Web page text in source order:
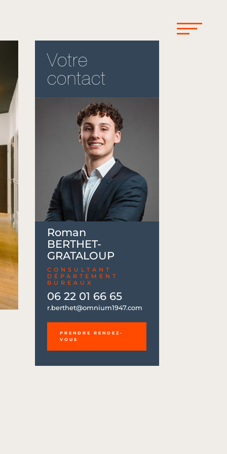
Votre
contact
Roman
BERTHET-
GRATALOUP
CONSULTANT
DÉPARTEMENT
BUREAUX
06 22 01 66 65
r.berthet@omnium1947.com
06 22 01 66 65
r.berthet@omnium1947.com
PRENDRE RENDEZ-
VOUS